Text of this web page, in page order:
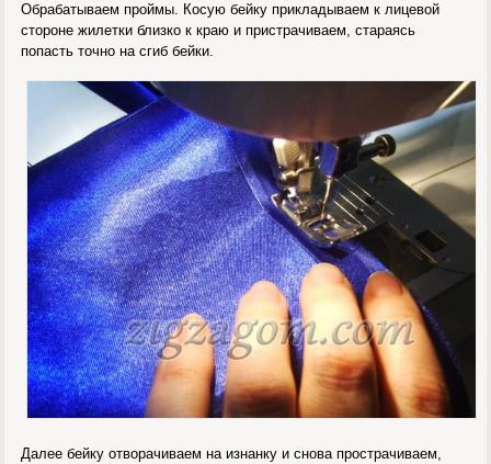
Обрабатываем проймы. Косую бейку прикладываем к лицевой
стороне жилетки близко к краю и пристрачиваем, стараясь
попасть точно на сгиб бейки.
Далее бейку отворачиваем на изнанку и снова прострачиваем,